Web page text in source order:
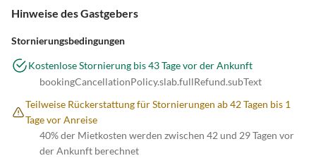
Hinweise des Gastgebers
Stornierungsbedingungen
Kostenlose Stornierung bis 43 Tage vor der Ankunft
bookingCancellationPolicy.slab.fullRefund.subText
Teilweise Rückerstattung für Stornierungen ab 42 Tagen bis 1
Tage vor Anreise
40% der Mietkosten werden zwischen 42 und 29 Tagen vor
der Ankunft berechnet